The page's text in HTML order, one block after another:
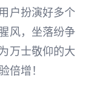
户扮演好多个
风，坐落纷争
万士敬仰的大
倍增！